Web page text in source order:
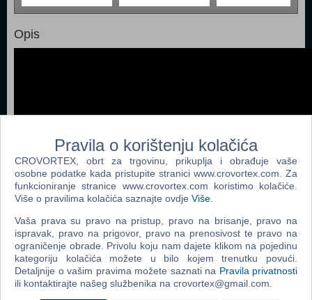
Opis
Popularno
Pravila o korištenju kolačića
CROVORTEX, obrt za trgovinu, prikuplja i obrađuje vaše
osobne podatke kada pristupite stranici www.crovortex.com. Za
funkcioniranje stranice www.crovortex.com koristimo kolačiće.
Više o pravilima kolačića saznajte ovdje Više
Vaša prava su pravo na pristup, pravo na brisanje, pravo na
ispravak, pravo na prigovor, pravo na prenosivost te pravo na
ograničenje obrade. Privolu koju nam dajete klikom na pojedinu
kategoriju kolačića možete u bilo kojem trenutku povući.
Detaljnije o vašim pravima možete saznati na Pravila privatnosti
ili kontaktirajte našeg službenika na crovortex@gmail.com.